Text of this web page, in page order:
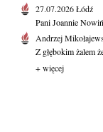
27.07.2026Łódź
Pani Joannie
Andrzej
Z głębokim żalem
+ więcej